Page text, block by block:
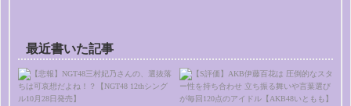
最近書いた記事